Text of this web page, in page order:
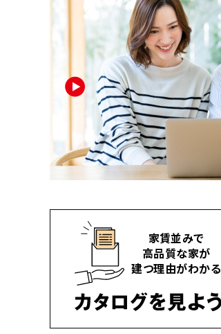
家賃並みで
高品質な家が
建つ理由がわかる